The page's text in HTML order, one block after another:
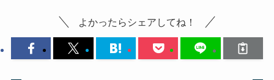
よかったらシェアしてね！